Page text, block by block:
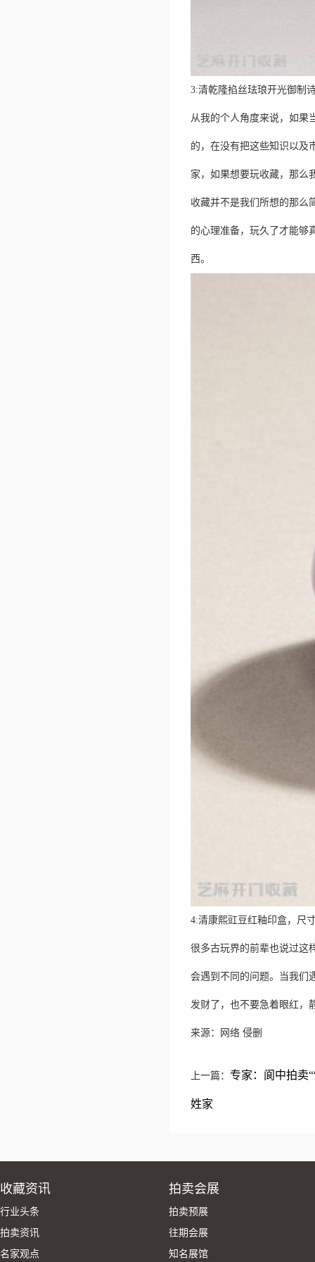
3:清乾隆掐丝珐琅开光御制
从我的个人角度来说，如果
的，在没有把这些知识以及
家，如果想要玩收藏，那么
收藏并不是我们所想的那么
的心理准备，玩久了才能够
西。
4:清康熙豇豆红釉印盒，尺
很多古玩界的前辈也说过这
会遇到不同的问题。当我们
发财了，也不要急着眼红，
来源：网络 侵删
上一篇： 专家：阆中拍卖
姓家
收藏资讯
行业头条
拍卖资讯
名家观点
拍卖会展
拍卖预展
往期会展
知名展馆